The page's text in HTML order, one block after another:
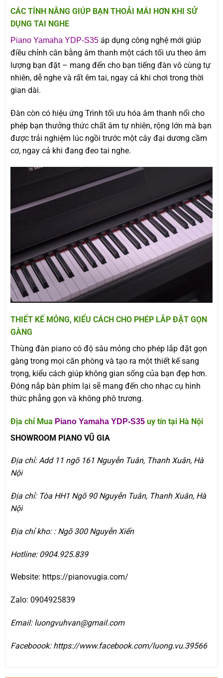
CÁC TÍNH NĂNG GIÚP BẠN THOẢI MÁI HƠN KHI SỬ
DỤNG TAI NGHE
Piano Yamaha YDP-S35áp dụng công nghệ mới giúp
điều chỉnh cân bằng âm thanh một cách tối ưu theo âm
lượng bạn đặt – mang đến cho bạn tiếng đàn vô cùng tự
nhiên, dễ nghe và rất êm tai, ngay cả khi chơi trong thời
gian dài.
Đàn còn có hiệu ứng Trình tối ưu hóa âm thanh nổi cho
phép bạn thưởng thức chất âm tự nhiên, rộng lớn mà bạn
được trải nghiệm lúc ngồi trước một cây đại dương cầm
cơ, ngay cả khi đang đeo tai nghe.
THIẾT KẾ MỎNG, KIỂU CÁCH CHO PHÉP LẮP ĐẶT GỌN
GÀNG
Thùng đàn piano có độ sâu mỏng cho phép lắp đặt gọn
gàng trong mọi căn phòng và tạo ra một thiết kế sang
trọng, kiểu cách giúp không gian sống của bạn đẹp hơn.
Đóng nắp bàn phím lại sẽ mang đến cho nhạc cụ hình
thức phẳng gọn và không phô trương.
Địa chỉ Mua Piano Yamaha YDP-S35uy tín tại Hà Nội
SHOWROOM PIANO VŨ GIA
Địa chỉ: Add 11 ngõ 161 Nguyễn Tuân, Thanh Xuân, Hà
Nội
Địa chỉ: Tòa HH1 Ngõ 90 Nguyễn Tuân, Thanh Xuân, Hà
Nội
Địa chỉ kho: : Ngõ 300 Nguyễn Xiển
Hotline: 0904.925.839
Website: https://pianovugia.com/
Zalo: 0904925839
Email: luongvuhvan@gmail.com
Faceboook: https://www.facebook.com/luong.vu.39566